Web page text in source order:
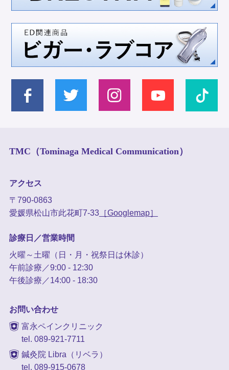
TMC（Tominaga Medical Communication）
アクセス
〒790-0863
愛媛県松山市此花町7-33［Googlemap］
診療日／営業時間
火曜～土曜（日・月・祝祭日は休診）
午前診療／9:00 - 12:30
午後診療／14:00 - 18:30
お問い合わせ
富永ペインクリニック
tel. 089-921-7711
鍼灸院 Libra（リベラ）
tel. 089-915-0678